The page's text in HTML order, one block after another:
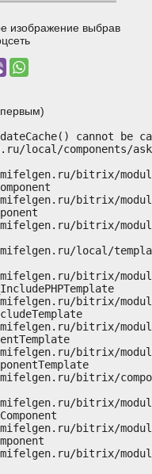
изображение выбрав
cannot
local/components/